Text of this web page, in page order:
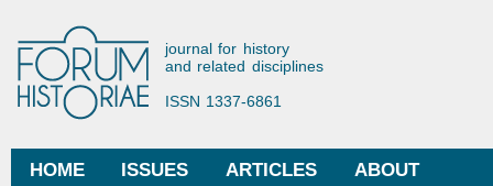
Forum Historiae
journal for history
and related disciplines
ISSN 1337-6861
Main menu
HOME ISSUES ARTICLES ABOUT